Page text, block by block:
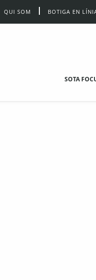
QUI SOM BOTIGA EN
SOTA